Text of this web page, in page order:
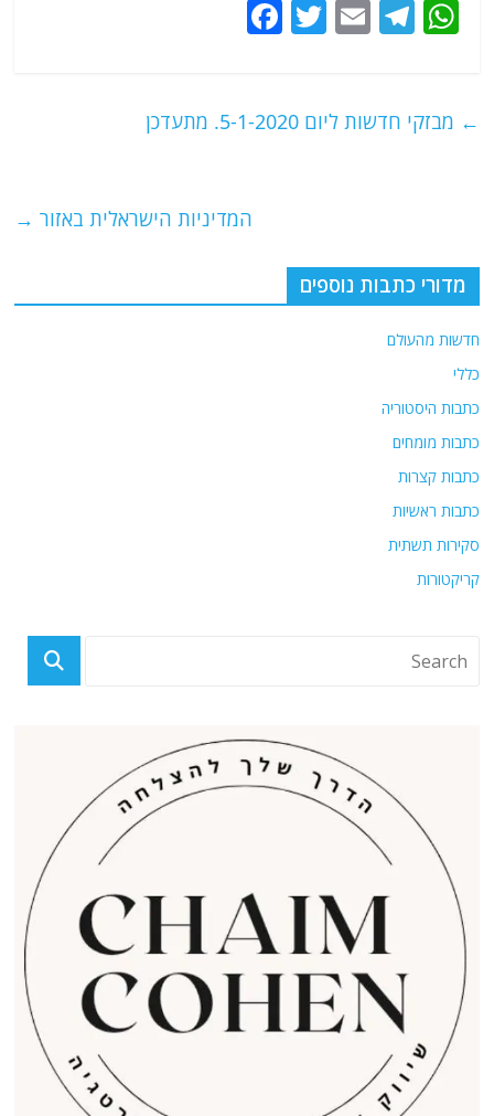
W
s
T
g
E
l
T
er
e
o
← מבזקי חדשות ליום 5-1-2020. מתעדכן
המדיניות הישראלית באזור →
מדורי כתבות נוספים
חדשות מהעולם
כללי
כתבות היסטוריה
כתבות מומחים
כתבות קצרות
כתבות ראשיות
סקירות תשתית
קריקטורות